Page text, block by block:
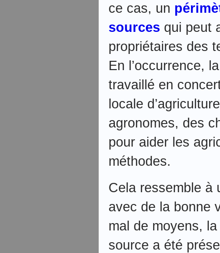
ce cas, un
sources qui peut
propriétaires des
En l’occurrence,
travaillé en
locale
agronomes, des
pour aider les
méthodes.
Cela ressemble à
avec de la bonne
mal de moyens,
source a été